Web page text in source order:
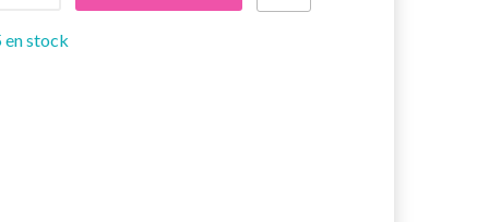
en stock